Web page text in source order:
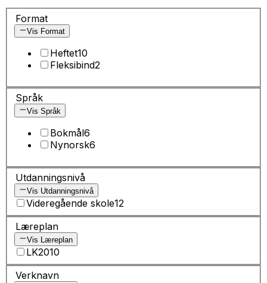
Format
Vis Format
Heftet10
Fleksibind2
Språk
Vis Språk
Bokmål6
Nynorsk6
Utdanningsnivå
Vis Utdanningsnivå
Videregående skole12
Læreplan
Vis Læreplan
LK2010
Verknavn